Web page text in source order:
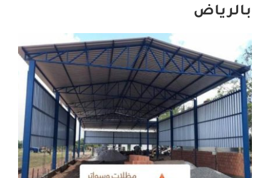
بالرياض